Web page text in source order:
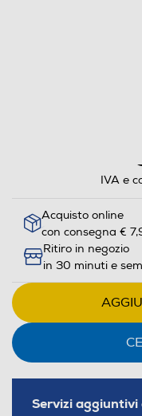
IVA e
Acquisto online
con consegna €
Ritiro in negozio
in 30 minuti e
Servizi aggiuntivi